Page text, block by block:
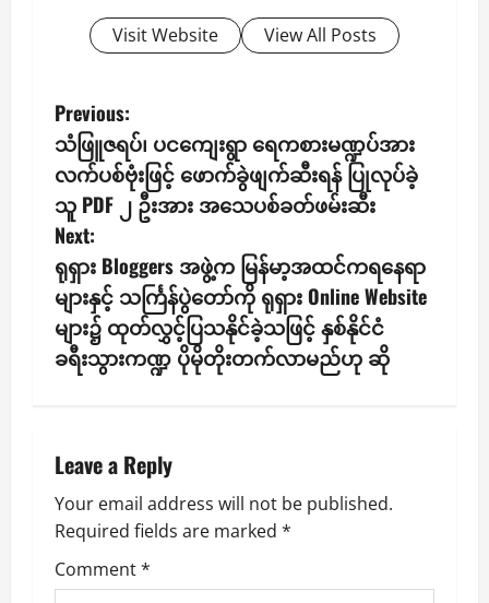
Visit Website View All Posts
P
o
s
t
n
a
g
a
t
Previous:
သံဖြူဇရပ်၊ ပငကျေးရွာ ရေကစားမဏ္ဍပ်အား
လက်ပစ်ဗုံးဖြင့် ဖောက်ခွဲဖျက်ဆီးရန် ပြုလုပ်ခဲ့
သူ PDF ၂ ဦးအား အသေပစ်ခတ်ဖမ်းဆီး
Next:
ရုရှား Bloggers အဖွဲ့က မြန်မာ့အထင်ကရနေရာ
များနှင့် သင်္ကြန်ပွဲတော်ကို ရုရှား Online Website
များ၌ ထုတ်လွှင့်ပြသနိုင်ခဲ့သဖြင့် နှစ်နိုင်ငံ
ခရီးသွားကဏ္ဍ ပိုမိုတိုးတက်လာမည်ဟု ဆို
Leave a Reply
Your email address will not be published.
Required fields are marked *
Comment*